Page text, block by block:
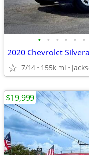
• • • • • •
7/14 155k mi
$19,999